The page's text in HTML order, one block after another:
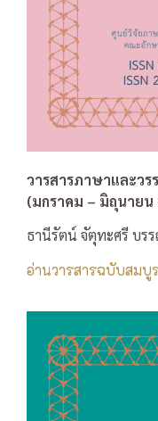
วารสารภาษาและว
(มกราคม – มิถุนายน
ธานีรัตน์ จัตุทะศรี บร
อ่านวารสารฉบับสม